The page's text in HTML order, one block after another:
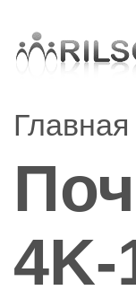
Главная
4K-